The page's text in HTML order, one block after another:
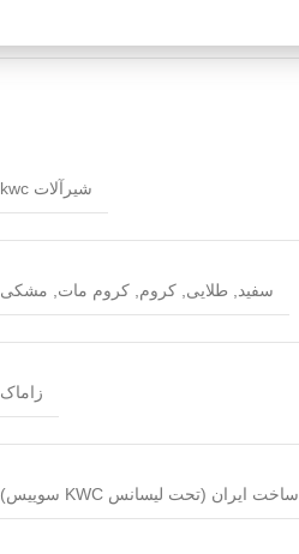
شیرآلات kwc
سفید, طلایی, کروم, کروم مات, مشکی
زاماک
ساخت ایران (تحت لیسانس KWC سوییس)